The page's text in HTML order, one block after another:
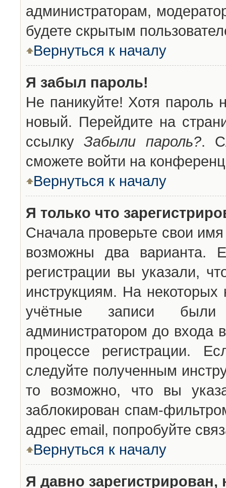
администраторам,
будете скрытым
Вернуться к началу
Я забыл пароль!
Не паникуйте! Хотя пароль
новый. Перейдите на
ссылкуЗабыли пароль?.
сможете войти на
Вернуться к началу
Я только что
Сначала проверьте свои
возможны два варианта.
регистрации вы указали,
инструкциям. На
учётные записи были
администратором до входа
процессе регистрации.
следуйте полученным
то возможно, что вы
заблокирован спам-
адрес email, попробуйте
Вернуться к началу
Я давно